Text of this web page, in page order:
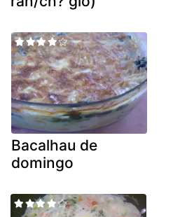
Bacalhau de
domingo